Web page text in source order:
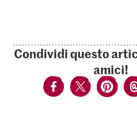
Condividi questo
amici!